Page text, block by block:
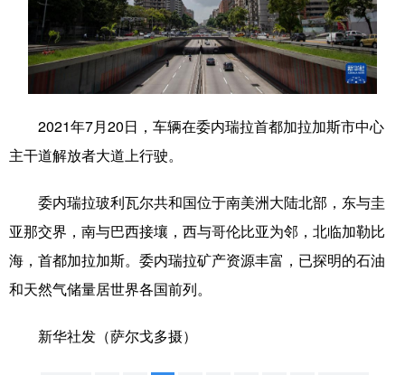
法律 中央文件 金融 汽车
食品 人居 信息化 数字经济
文化产业
地方频道
2021年7月20日，车辆在委内瑞拉首都加拉加斯市中心
主干道解放者大道上行驶。
委内瑞拉玻利瓦尔共和国位于南美洲大陆北部，东与圭
亚那交界，南与巴西接壤，西与哥伦比亚为邻，北临加勒比
海，首都加拉加斯。委内瑞拉矿产资源丰富，已探明的石油
和天然气储量居世界各国前列。
新华社发（萨尔戈多摄）